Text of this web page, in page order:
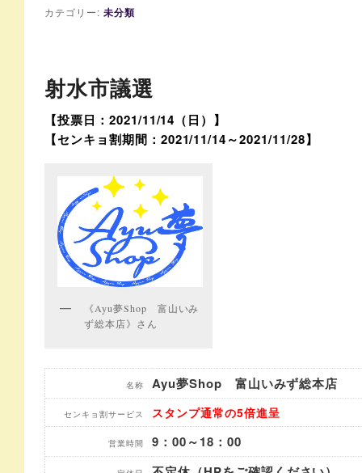
カテゴリー: 未分類
射水市議選
【投票日：2021/11/14（日）】
【センキョ割期間：2021/11/14～2021/11/28】
《Ayu夢Shop 富山いみ
ず総本店》さん
名称 Ayu夢Shop 富山いみず総本店
センキョ割サービス スタンプ通常の5倍進呈
営業時間 9：00～18：00